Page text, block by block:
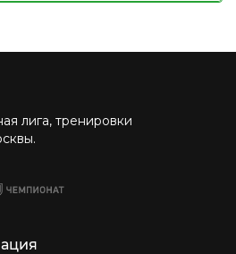
лига, тренировки